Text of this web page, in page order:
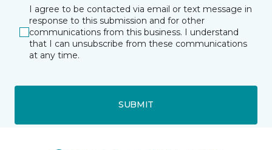
I agree to be contacted via email or text message in
response to this submission and for other
communications from this business. I understand
that I can unsubscribe from these communications
at any time.
SUBMIT